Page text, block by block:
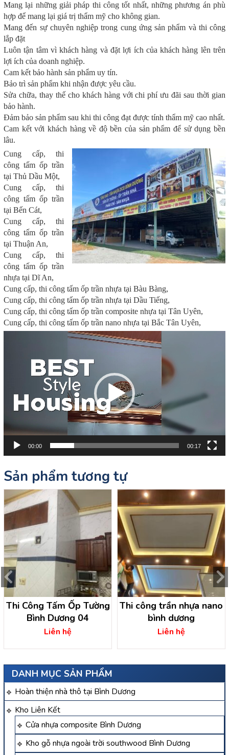
DANH MỤC SẢN PHẨM
Hoàn thiện nhà thô tại Bình Dương
Kho Liên Kết
Cửa nhựa composite Bình Dương
Kho gỗ nhựa ngoài trời southwood Bình Dương
Mang lại những giải pháp thi công tốt nhất, những phương án phù
hợp để mang lại giá trị thẩm mỹ cho không gian.
Mang đến sự chuyên nghiệp trong cung ứng sản phẩm và thi công
lắp đặt
Luôn tận tâm vì khách hàng và đặt lợi ích của khách hàng lên trên
lợi ích của doanh nghiệp.
Cam kết bảo hành sản phẩm uy tín.
Bảo trì sản phẩm khi nhận được yêu cầu.
Sửa chữa, thay thế cho khách hàng với chi phí ưu đãi sau thời gian
bảo hành.
Đảm bảo sản phẩm sau khi thi công đạt được tính thẩm mỹ cao nhất.
Cam kết với khách hàng về độ bền của sản phẩm để sử dụng bền
lâu.
Cung cấp, thi
công tấm ốp trần
tại Thủ Dầu Một,
Cung cấp, thi
công tấm ốp trần
tại Bến Cát,
Cung cấp, thi
công tấm ốp trần
tại Thuận An,
Cung cấp, thi
công tấm ốp trần
nhựa tại Dĩ An,
Cung cấp, thi công tấm ốp trần nhựa tại Bàu Bàng,
Cung cấp, thi công tấm ốp trần nhựa tại Dầu Tiếng,
Cung cấp, thi công tấm ốp trần composite nhựa tại Tân Uyên,
Cung cấp, thi công tấm ốp trần nano nhựa tại Bắc Tân Uyên,
00:00 00:17
Sản phẩm tương tự
Thi Công Tấm Ốp Tường
Bình Dương 04
Liên hệ
Thi công trần nhựa nano
bình dương
Liên hệ